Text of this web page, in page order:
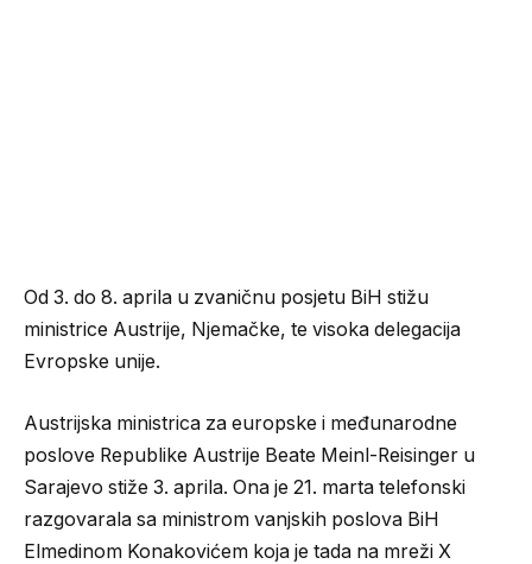
Od 3. do 8. aprila u zvaničnu posjetu BiH stižu
ministrice Austrije, Njemačke, te visoka delegacija
Evropske unije.
Austrijska ministrica za europske i međunarodne
poslove Republike Austrije Beate Meinl-Reisinger u
Sarajevo stiže 3. aprila. Ona je 21. marta telefonski
razgovarala sa ministrom vanjskih poslova BiH
Elmedinom Konakovićem koja je tada na mreži X